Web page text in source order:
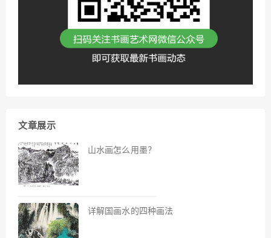
文章展示
山水画怎么用墨？
详解国画水的四种画法